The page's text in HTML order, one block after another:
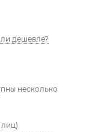
дешевле?
несколько